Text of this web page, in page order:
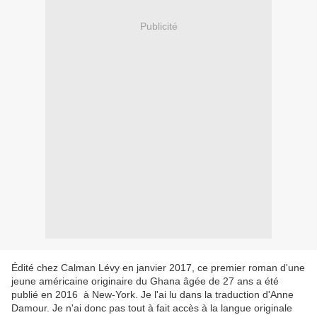
Publicité
Édité chez Calman Lévy en janvier 2017, ce premier roman d'une
jeune américaine originaire du Ghana âgée de 27 ans a été
publié en 2016 à New-York. Je l'ai lu dans la traduction d'Anne
Damour. Je n'ai donc pas tout à fait accès à la langue originale